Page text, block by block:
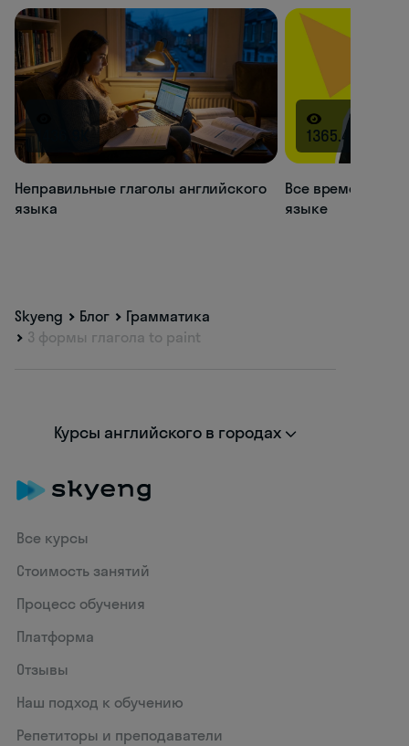
1436.9K
Неправильные глаголы английского
языка
1365.4K
Все времена
языке
Skyeng Блог
Грамматика
3 формы глагола to paint
Курсы английского в городах
Все курсы
Стоимость занятий
Процесс обучения
Платформа
Отзывы
Наш подход к обучению
Репетиторы и преподаватели